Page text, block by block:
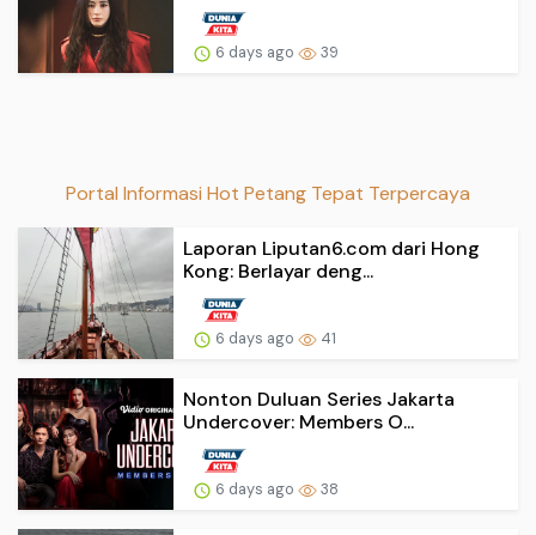
6 days ago 39
Portal Informasi Hot Petang Tepat Terpercaya
Laporan Liputan6.com dari Hong
Kong: Berlayar deng...
6 days ago 41
Nonton Duluan Series Jakarta
Undercover: Members O...
6 days ago 38